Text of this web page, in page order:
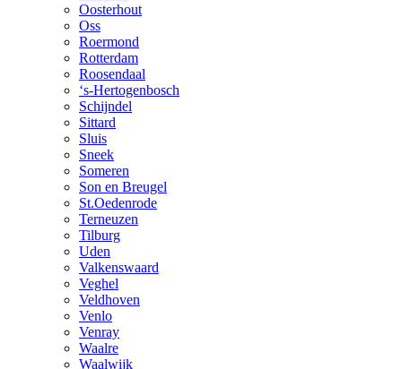
Oosterhout
Oss
Roermond
Rotterdam
Roosendaal
‘s-Hertogenbosch
Schijndel
Sittard
Sluis
Sneek
Someren
Son en Breugel
St.Oedenrode
Terneuzen
Tilburg
Uden
Valkenswaard
Veghel
Veldhoven
Venlo
Venray
Waalre
Waalwijk